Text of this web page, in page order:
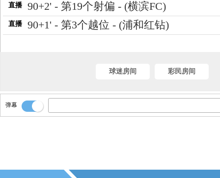
直播 90+2' - 第19个射偏 - (横滨FC)
直播 90+1' - 第3个越位 - (浦和红钻)
球迷房间 彩民房间
弹幕